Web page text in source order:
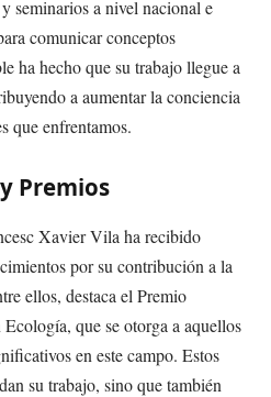
seminarios a nivel nacional e
comunicar conceptos
ha hecho que su trabajo llegue a
a aumentar la conciencia
que enfrentamos.
Premios
Xavier Vila ha recibido
por su contribución a la
ellos, destaca el Premio
que se otorga a aquellos
en este campo. Estos
su trabajo, sino que también